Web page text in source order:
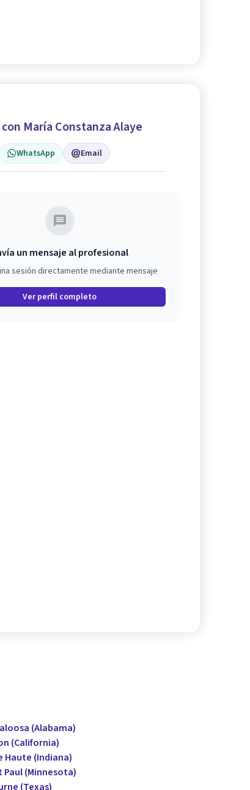
María Constanza Alaye
WhatsApp Email
un mensaje al profesional
sesión directamente mediante mensaje
Ver perfil completo
(Alabama)
(California)
Haute (Indiana)
Paul (Minnesota)
(Texas)